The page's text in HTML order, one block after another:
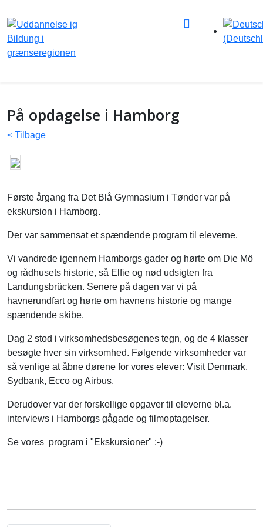
På opdagelse i Hamborg
< Tilbage
Første årgang fra Det Blå Gymnasium i Tønder var på
ekskursion i Hamborg.
Der var sammensat et spændende program til eleverne.
Vi vandrede igennem Hamborgs gader og hørte om Die Mö
og rådhusets historie, så Elfie og nød udsigten fra
Landungsbrücken. Senere på dagen var vi på
havnerundfart og hørte om havnens historie og mange
spændende skibe.
Dag 2 stod i virksomhedsbesøgenes tegn, og de 4 klasser
besøgte hver sin virksomhed. Følgende virksomheder var
så venlige at åbne dørene for vores elever: Visit Denmark,
Sydbank, Ecco og Airbus.
Derudover var der forskellige opgaver til eleverne bl.a.
interviews i Hamborgs gågade og filmoptagelser.
Se vores program i "Ekskursioner" :-)